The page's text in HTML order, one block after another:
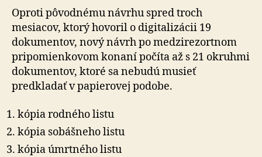
Oproti pôvodnému návrhu spred troch
mesiacov, ktorý hovoril o digitalizácii 19
dokumentov, nový návrh po medzirezortnom
pripomienkovom konaní počíta až s 21 okruhmi
dokumentov, ktoré sa nebudú musieť
predkladať v papierovej podobe.
kópia rodného listu
kópia sobášneho listu
kópia úmrtného listu